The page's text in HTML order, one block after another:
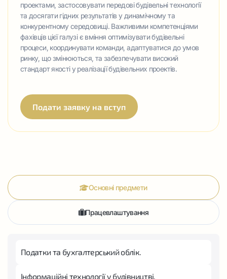
проектами, застосовувати передові будівельні технології
та досягати гідних результатів у динамічному та
конкурентному середовищі. Важливими компетенціями
фахівців цієї галузі є вміння оптимізувати будівельні
процеси, координувати команди, адаптуватися до умов
ринку, що змінюються, та забезпечувати високий
стандарт якості у реалізації будівельних проектів.
Подати заявку на вступ
Основні предмети
Працевлаштування
Податки та бухгалтерський облік.
Інформаційні технології у будівництві.